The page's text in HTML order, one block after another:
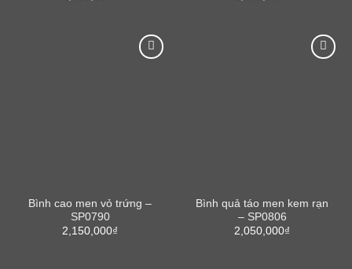
Bình cao men vỏ trứng –
SP0790
2,150,000₫
Bình quả táo men kem rạn
– SP0806
2,050,000₫